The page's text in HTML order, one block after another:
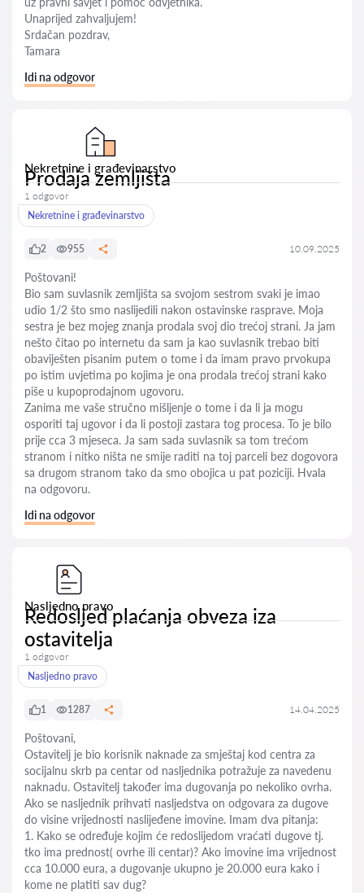
Unaprijed zahvaljujem!
Srdačan pozdrav,
Tamara
Idi na odgovor
Nekretnine i građevinarstvo
Prodaja zemljišta
1 odgovor
Nekretnine i građevinarstvo
2 955 10.09.2025
Poštovani!
Bio sam suvlasnik zemljišta sa svojom sestrom svaki je imao
udio 1/2 što smo naslijedili nakon ostavinske rasprave. Moja
sestra je bez mojeg znanja prodala svoj dio trećoj strani. Ja jam
nešto čitao po internetu da sam ja kao suvlasnik trebao biti
obaviješten pisanim putem o tome i da imam pravo prvokupa
po istim uvjetima po kojima je ona prodala trećoj strani kako
piše u kupoprodajnom ugovoru.
Zanima me vaše stručno mišljenje o tome i da li ja mogu
osporiti taj ugovor i da li postoji zastara tog procesa. To je bilo
prije cca 3 mjeseca. Ja sam sada suvlasnik sa tom trećom
stranom i nitko ništa ne smije raditi na toj parceli bez dogovora
sa drugom stranom tako da smo obojica u pat poziciji. Hvala
na odgovoru.
Idi na odgovor
Nasljedno pravo
Redosljed plaćanja obveza iza
ostavitelja
1 odgovor
Nasljedno pravo
1 1287 14.04.2025
Poštovani,
Ostavitelj je bio korisnik naknade za smještaj kod centra za
socijalnu skrb pa centar od nasljednika potražuje za navedenu
naknadu. Ostavitelj također ima dugovanja po nekoliko ovrha.
Ako se nasljednik prihvati nasljedstva on odgovara za dugove
do visine vrijednosti naslijeđene imovine. Imam dva pitanja:
1. Kako se određuje kojim će redoslijedom vraćati dugove tj.
tko ima prednost( ovrhe ili centar)? Ako imovine ima vrijednost
cca 10.000 eura, a dugovanje ukupno je 20.000 eura kako i
kome ne platiti sav dug?